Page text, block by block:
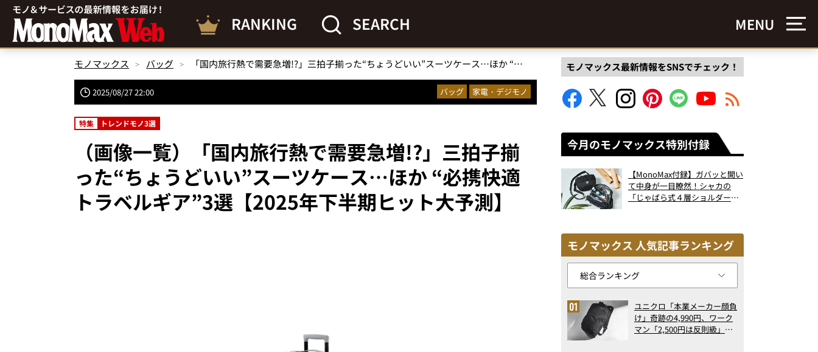
RANKING SEARCH MENU
モノマックス バッグ 「国内旅行熱で需要急増!?」三拍子揃った“ちょうどいい”スーツケース…ほか “必携快適トラベルギア”3選【2025年下半期ヒット大予測】
2025/08/27 22:00 バッグ 家電・デジモノ
特集 トレンドモノ3選
（画像一覧）「国内旅行熱で需要急増!?」三拍子揃
った“ちょうどいい”スーツケース…ほか “必携快適
トラベルギア”3選【2025年下半期ヒット大予測】
モノマックス最新情報をSNSでチェック！
今月のモノマックス特別付録
【MonoMax付録】ガバッと開い
て中身が一目瞭然！シャカの
「じゃばら式４層ショルダーバ
モノマックス 人気記事ランキング
ユニクロ「本業メーカー顔負
け」奇跡の4,990円、ワーク
マン「2,500円は反則級」凄